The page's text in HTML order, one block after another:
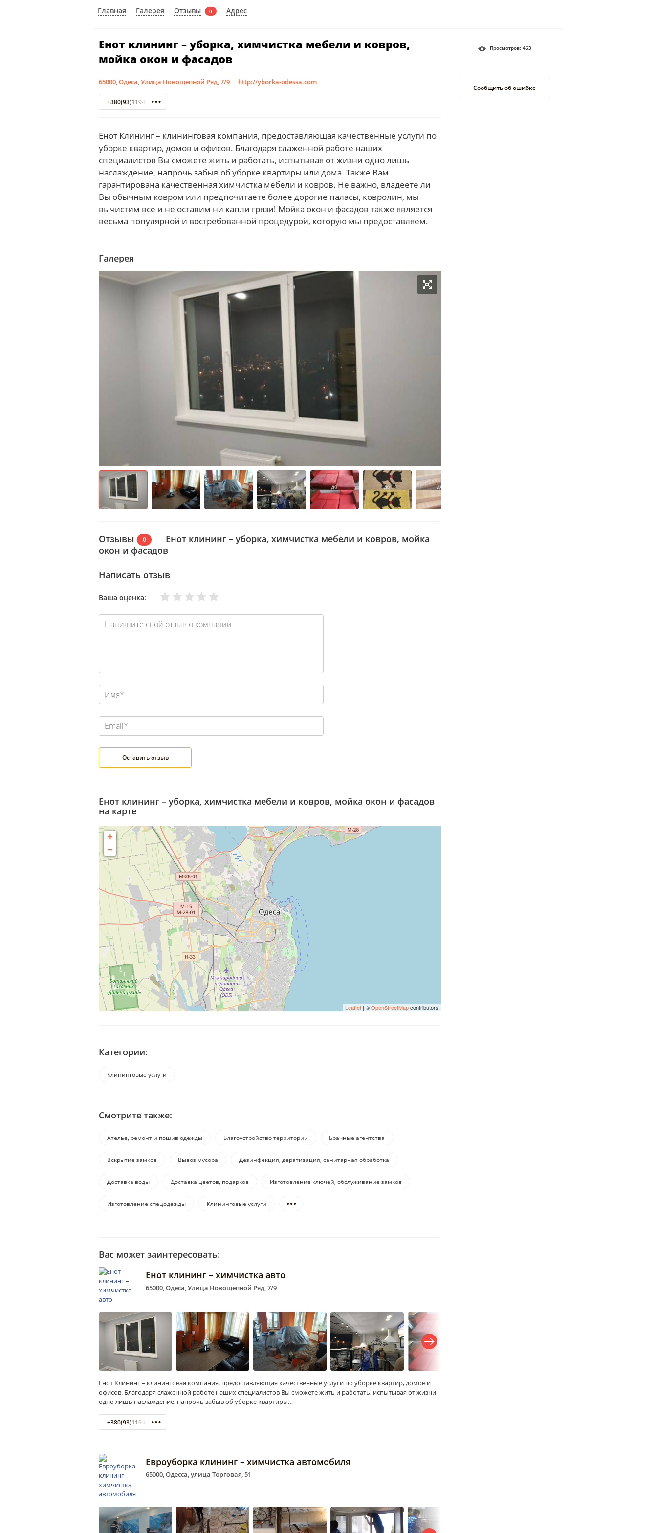
Главная Галерея Отзывы 0 Адрес
Енот клининг – уборка, химчистка мебели и ковров,
мойка окон и фасадов
65000, Одеса, Улица Новощепной Ряд, 7/9 http://yborka-odessa.com
+380(93)119-68-68
Енот Клининг – клининговая компания, предоставляющая качественные услуги по
уборке квартир, домов и офисов. Благодаря слаженной работе наших
специалистов Вы сможете жить и работать, испытывая от жизни одно лишь
наслаждение, напрочь забыв об уборке квартиры или дома. Также Вам
гарантирована качественная химчистка мебели и ковров. Не важно, владеете ли
Вы обычным ковром или предпочитаете более дорогие паласы, ковролин, мы
вычистим все и не оставим ни капли грязи! Мойка окон и фасадов также является
весьма популярной и востребованной процедурой, которую мы предоставляем.
Галерея
Отзывы 0
Енот клининг – уборка, химчистка мебели и ковров, мойка
окон и фасадов
Написать отзыв
Ваша оценка: Отлично
Хорошо
Нормально
Плохо
Очень плохо
Енот клининг – уборка, химчистка мебели и ковров, мойка окон и фасадов
на карте
+
−
Leaflet | ©OpenStreetMapcontributors
Категории:
Клининговые услуги
Смотрите также:
Ателье, ремонт и пошив одежды Благоустройство территории Брачные агентства
Вскрытие замков Вывоз мусора Дезинфекция, дератизация, санитарная обработка
Доставка воды Доставка цветов, подарков Изготовление ключей, обслуживание замков
Изготовление спецодежды Клининговые услуги
Вас может заинтересовать:
Енот клининг – химчистка авто
65000, Одеса, Улица Новощепной Ряд, 7/9
Енот Клининг – клининговая компания, предоставляющая качественные услуги по уборке квартир, домов и
офисов. Благодаря слаженной работе наших специалистов Вы сможете жить и работать, испытывая от жизни
одно лишь наслаждение, напрочь забыв об уборке квартиры…
+380(93)119-68-68
Евроуборка клининг – химчистка автомобиля
65000, Одесса, улица Торговая, 51
Просмотров: 463
Сообщить об ошибке